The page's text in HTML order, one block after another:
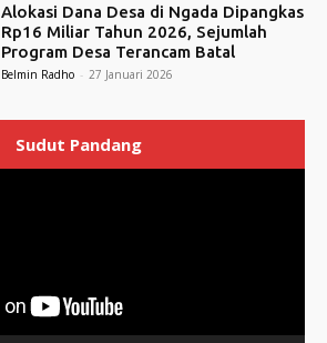
Alokasi Dana Desa di Ngada Dipangkas
Rp16 Miliar Tahun 2026, Sejumlah
Program Desa Terancam Batal
Belmin Radho - 27 Januari 2026
Sudut Pandang